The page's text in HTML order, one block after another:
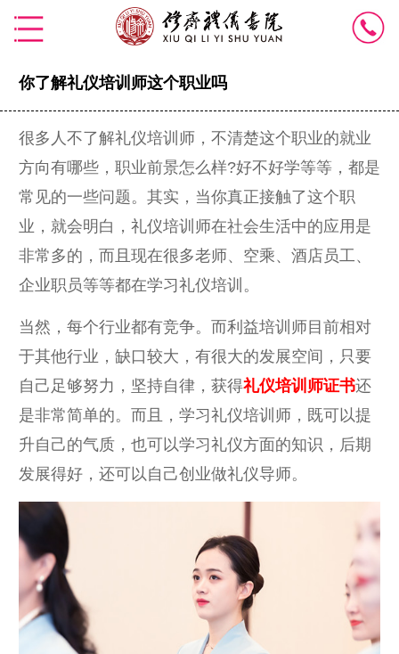
你了解礼仪培训师这个职业吗
很多人不了解礼仪培训师，不清楚这个职业的就业
方向有哪些，职业前景怎么样?好不好学等等，都是
常见的一些问题。其实，当你真正接触了这个职
业，就会明白，礼仪培训师在社会生活中的应用是
非常多的，而且现在很多老师、空乘、酒店员工、
企业职员等等都在学习礼仪培训。
当然，每个行业都有竞争。而利益培训师目前相对
于其他行业，缺口较大，有很大的发展空间，只要
自己足够努力，坚持自律，获得礼仪培训师证书还
是非常简单的。而且，学习礼仪培训师，既可以提
升自己的气质，也可以学习礼仪方面的知识，后期
发展得好，还可以自己创业做礼仪导师。